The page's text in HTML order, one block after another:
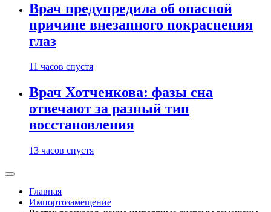
Врач предупредила об опасной
причине внезапного покраснения
глаз
11 часов спустя
Врач Хотченкова: фазы сна
отвечают за разный тип
восстановления
13 часов спустя
Главная
Импортозамещение